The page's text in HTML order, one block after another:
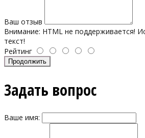
Ваш отзыв
Внимание: HTML не поддерживается!
текст!
Рейтинг
Продолжить
Задать вопрос
Ваше имя: